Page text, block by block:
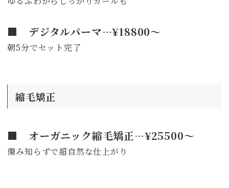
■ デジタルパーマ…¥18800～
朝5分でセット完了
縮毛矯正
■ オーガニック縮毛矯正…¥25500～
傷み知らずで超自然な仕上がり